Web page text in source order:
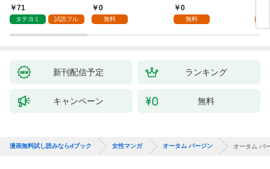
ていただきます！
71
タテヨミ 試読フル
0
無料
抱かれて困ってます 第
1話
0
無料
新刊配信予定 ランキング
キャンペーン 無料
漫画無料試し読みならdブック 女性マンガ オータム バージン オータム バ